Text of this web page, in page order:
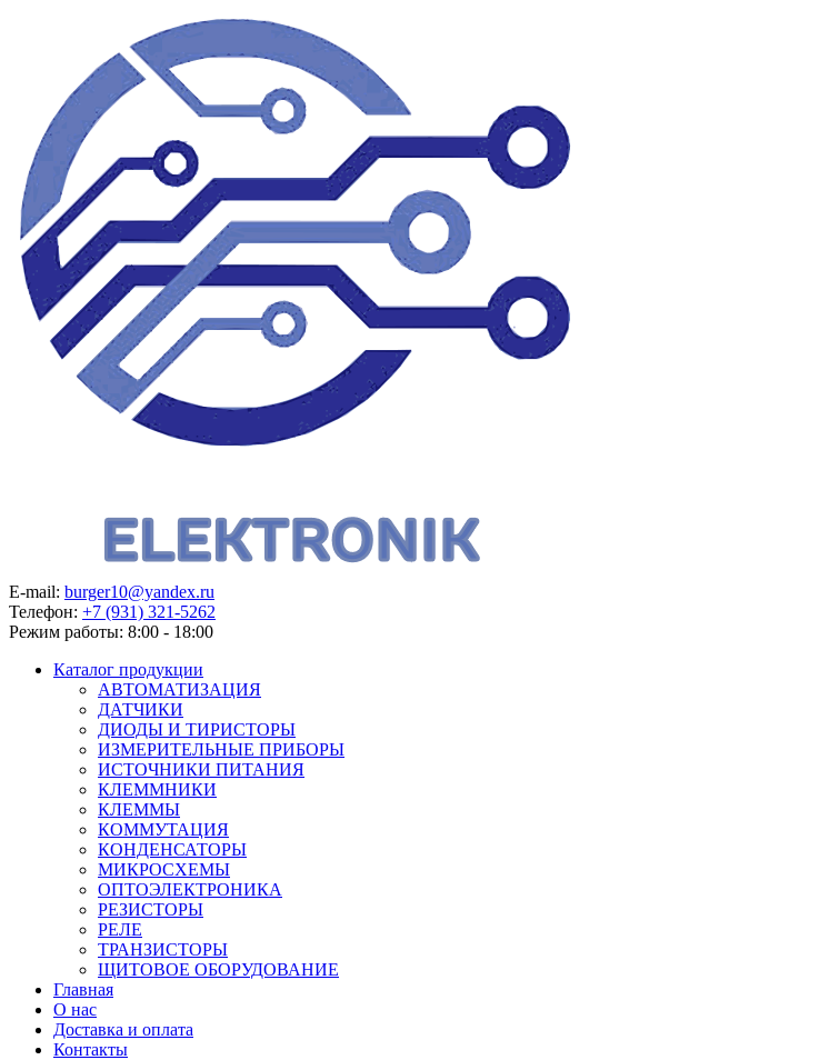
E-mail: burger10@yandex.ru
Телефон: +7 (931) 321-5262
Режим работы: 8:00 - 18:00
Каталог продукции
АВТОМАТИЗАЦИЯ
ДАТЧИКИ
ДИОДЫ И ТИРИСТОРЫ
ИЗМЕРИТЕЛЬНЫЕ ПРИБОРЫ
ИСТОЧНИКИ ПИТАНИЯ
КЛЕММНИКИ
КЛЕММЫ
КОММУТАЦИЯ
КОНДЕНСАТОРЫ
МИКРОСХЕМЫ
ОПТОЭЛЕКТРОНИКА
РЕЗИСТОРЫ
РЕЛЕ
ТРАНЗИСТОРЫ
ЩИТОВОЕ ОБОРУДОВАНИЕ
Главная
О нас
Доставка и оплата
Контакты